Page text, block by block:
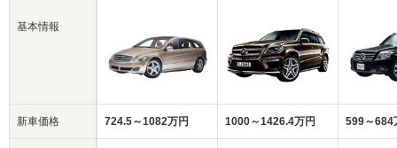
基本情報
新車価格 724.5～1082万円 1000～1426.4万円 599～684